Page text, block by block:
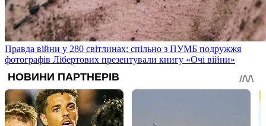
Правда війни у 280 світлинах: спільно з ПУМБ подружжя
фотографів Лібертових презентували книгу «Очі війни»